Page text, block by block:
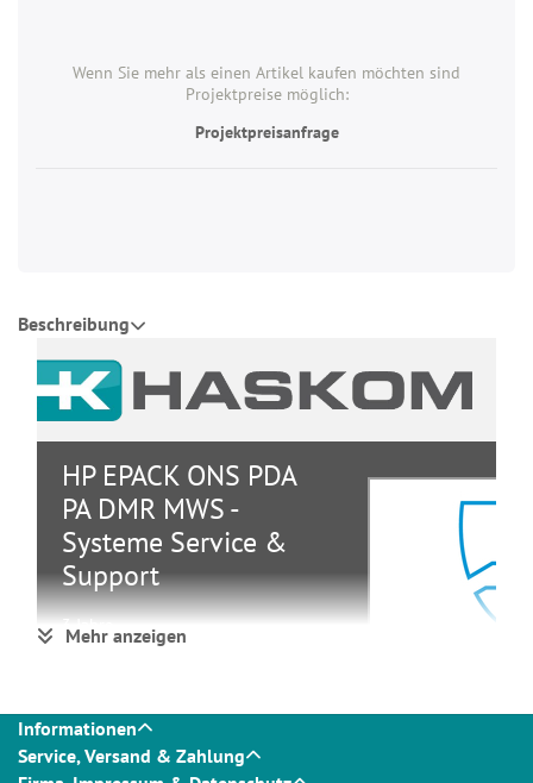
Wenn Sie mehr als einen Artikel kaufen möchten sind
Projektpreise möglich:
Projektpreisanfrage
Beschreibung
HP EPACK ONS PDA
PA DMR MWS -
Systeme Service &
Support
3 Jahre
Gruppe
Hersteller
HP
Mehr anzeigen
Informationen
Service, Versand & Zahlung